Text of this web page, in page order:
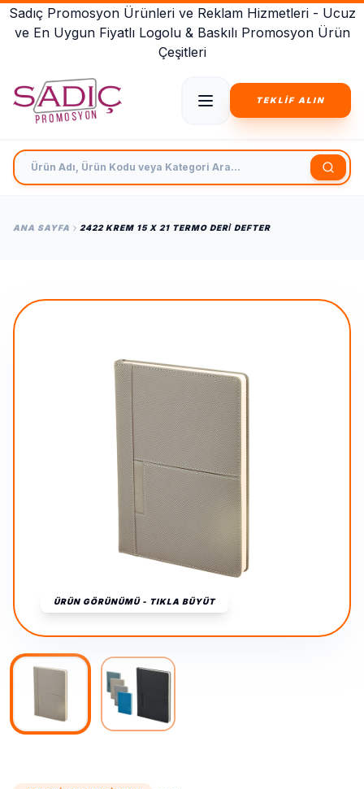
Sadıç Promosyon Ürünleri ve Reklam Hizmetleri - Ucuz
ve En Uygun Fiyatlı Logolu & Baskılı Promosyon Ürün
Çeşitleri
TEKLİF ALIN
Ürün Adı, Ürün Kodu veya Kategori Ara
ANA SAYFA 2422 KREM 15 X 21 TERMO DERİ DEFTER
ÜRÜN GÖRÜNÜMÜ - TIKLA BÜYÜT